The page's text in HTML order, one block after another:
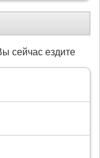
сейчас ездите